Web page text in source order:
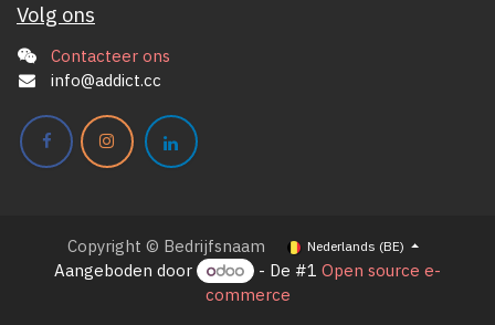
Volg ons
Contacteer ons
info@addict.cc
Copyright © Bedrijfsnaam Nederlands (BE)
Aangeboden door - De #1 Open source e-
commerce